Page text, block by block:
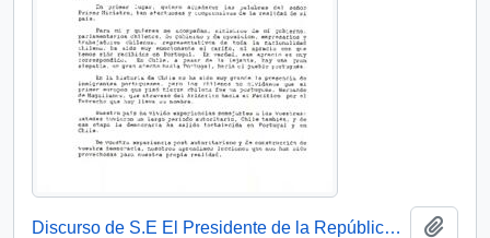
Discurso de S.E El Presidente de la República. D. Patricio Aylwin Azócar, con ocasión del almuerzo ofrecido por el primer ministro de Portugal, Señor Cavaco Silva